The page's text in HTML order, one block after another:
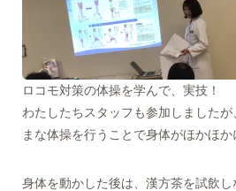
ロコモ対策の体操を学んで、実技！
わたしたちスタッフも参加しました
まな体操を行うことで身体がほかほか
身体を動かした後は、漢方茶を試飲